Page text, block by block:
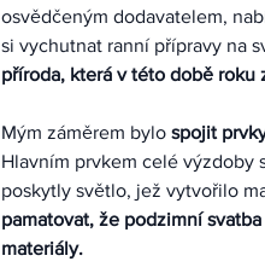
osvědčeným dodavatelem,
si vychutnat ranní přípravy na
příroda, která v této době roku
Mým záměrem bylo spojit
Hlavním prvkem celé výzdoby
poskytly světlo, jež vytvořilo
pamatovat, že podzimní
materiály.